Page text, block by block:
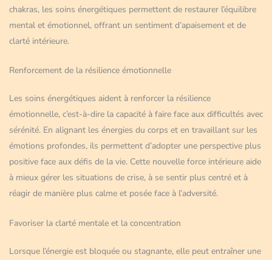
chakras, les soins énergétiques permettent de restaurer l’équilibre
mental et émotionnel, offrant un sentiment d’apaisement et de
clarté intérieure.
Renforcement de la résilience émotionnelle
Les soins énergétiques aident à renforcer la résilience
émotionnelle, c’est-à-dire la capacité à faire face aux difficultés avec
sérénité. En alignant les énergies du corps et en travaillant sur les
émotions profondes, ils permettent d’adopter une perspective plus
positive face aux défis de la vie. Cette nouvelle force intérieure aide
à mieux gérer les situations de crise, à se sentir plus centré et à
réagir de manière plus calme et posée face à l’adversité.
Favoriser la clarté mentale et la concentration
Lorsque l’énergie est bloquée ou stagnante, elle peut entraîner une